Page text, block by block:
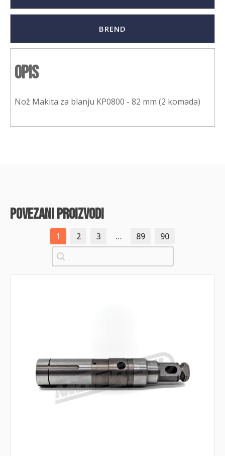
BREND
Opis
Nož Makita za blanju KP0800 - 82 mm (2 komada)
povezani proizvodi
1 2 3 … 89
90
Pretraži